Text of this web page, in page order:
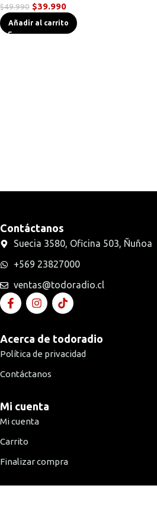
$49.990 $39.990
Añadir al carrito
Contáctanos
Suecia 3580, Oficina 503, Ñuñoa
+569 23827000
ventas@todoradio.cl
Acerca de todoradio
Política de privacidad
Contáctanos
Mi cuenta
Mi cuenta
Carrito
Finalizar compra